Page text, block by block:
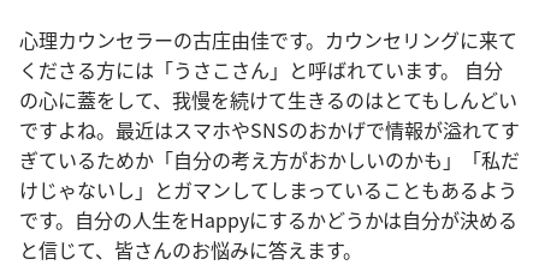
心理カウンセラーの古庄由佳です。カウンセリングに来て
くださる方には「うさこさん」と呼ばれています。 自分
の心に蓋をして、我慢を続けて生きるのはとてもしんどい
ですよね。最近はスマホやSNSのおかげで情報が溢れてす
ぎているためか「自分の考え方がおかしいのかも」「私だ
けじゃないし」とガマンしてしまっていることもあるよう
です。自分の人生をHappyにするかどうかは自分が決める
と信じて、皆さんのお悩みに答えます。